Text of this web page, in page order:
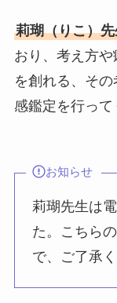
莉瑚（りこ）
おり、考え方
を創れる、そ
感鑑定を行って
お知らせ
莉瑚先生は
た。こちら
で、ご了承く